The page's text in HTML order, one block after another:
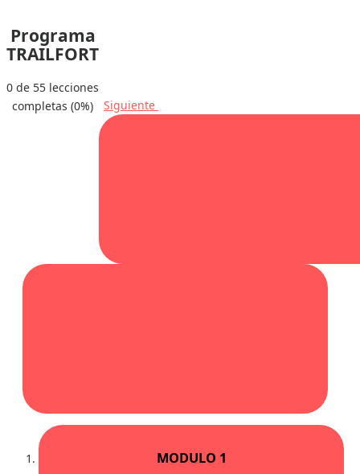
Programa
TRAILFORT
0 de 55 lecciones
completas (0%)
Siguiente
MODULO 1